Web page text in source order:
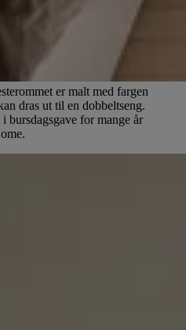
er malt med fargen
dras ut til en dobbeltseng.
bursdagsgave for mange år